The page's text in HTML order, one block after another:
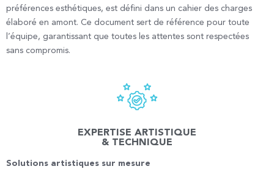
préférences esthétiques, est défini dans un cahier des charges
élaboré en amont. Ce document sert de référence pour toute
l’équipe, garantissant que toutes les attentes sont respectées
sans compromis.
EXPERTISE ARTISTIQUE
& TECHNIQUE
Solutions artistiques sur mesure